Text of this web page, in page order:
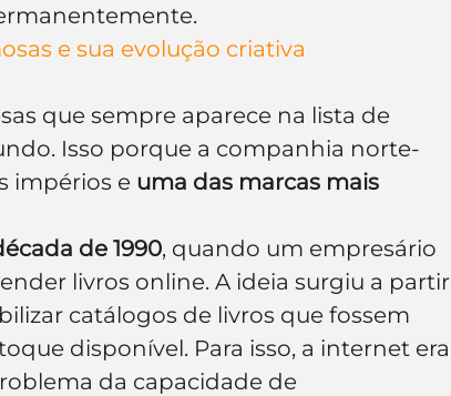
e sua evolução criativa
que sempre aparece na lista de
Isso porque a companhia norte-
impérios e uma das marcas mais
de 1990, quando um empresário
livros online. A ideia surgiu a partir
catálogos de livros que fossem
disponível. Para isso, a internet era
da capacidade de